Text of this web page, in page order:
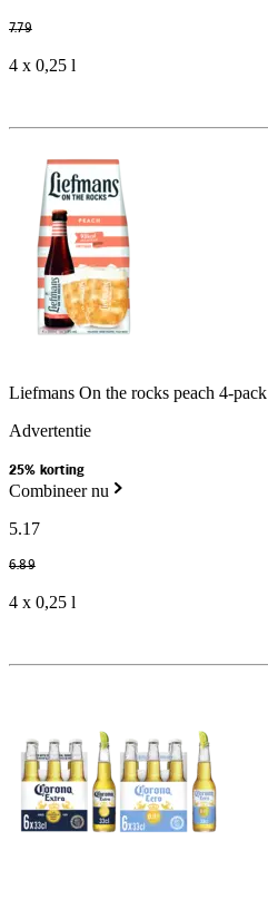
7.79
4 x 0,25 l
Liefmans On the rocks peach 4-pack
Advertentie
25% korting
Combineer nu
5.17
6.89
4 x 0,25 l